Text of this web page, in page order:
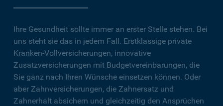
Ihre Gesundheit sollte immer an erster Stelle stehen. Bei
uns steht sie das in jedem Fall. Erstklassige private
Kranken-Vollversicherungen, innovative
Zusatzversicherungen mit Budgetvereinbarungen, die
Sie ganz nach Ihren Wünsche einsetzen können. Oder
aber Zahnversicherungen, die Zahnersatz und
Zahnerhalt absichern und gleichzeitig den Ansprüchen